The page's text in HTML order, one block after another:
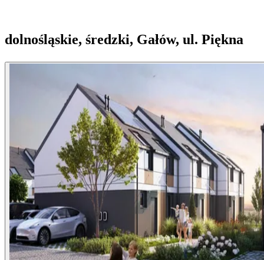
dolnośląskie, średzki, Gałów, ul. Piękna